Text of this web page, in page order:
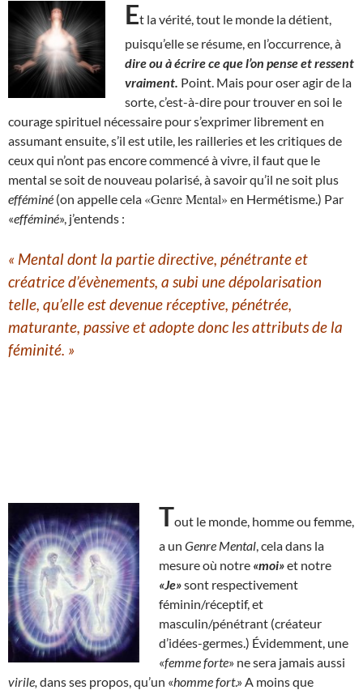
Et la vérité, tout le monde la détient,
puisqu’elle se résume, en l’occurrence, à
dire ou à écrire ce que l’on pense et ressent
vraiment. Point. Mais pour oser agir de la
sorte, c’est-à-dire pour trouver en soi le
courage spirituel nécessaire pour s’exprimer librement en
assumant ensuite, s’il est utile, les railleries et les critiques de
ceux qui n’ont pas encore commencé à vivre, il faut que le
mental se soit de nouveau polarisé, à savoir qu’il ne soit plus
efféminé (on appelle cela «Genre Mental» en Hermétisme.) Par
«efféminé», j’entends :
« Mental dont la partie directive, pénétrante et
créatrice d’évènements, a subi une dépolarisation
telle, qu’elle est devenueréceptive, pénétrée,
maturante, passiveet adopte donc les attributs de la
féminité. »
Tout le monde, homme ou femme,
a un Genre Mental , cela dans la
mesure où notre «moi»et notre
«Je»sont respectivement
féminin/réceptif, et
masculin/pénétrant (créateur
d’idées-germes.) Évidemment, une
«femme forte» ne sera jamais aussi
virile, dans ses propos, qu’un «homme fort.» A moins que